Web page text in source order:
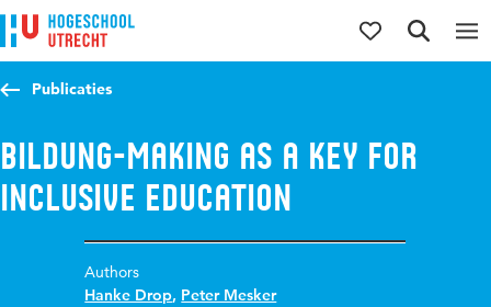
Jump to content
Jump to navigation
Jump to search
Publicaties
Bildung-making as a key for
inclusive education
Authors
Hanke Drop, Peter Mesker